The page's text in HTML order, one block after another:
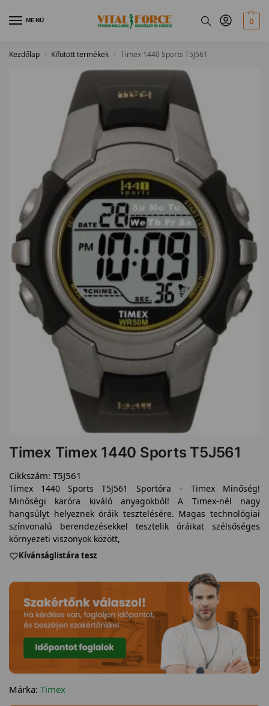
MENÜ 0
Kezdőlap / Kifutott termékek / Timex 1440 Sports T5J561
Timex Timex 1440 Sports T5J561
Cikkszám: T5J561
Timex 1440 Sports T5J561 Sportóra – Timex Minőség!
Minőségi karóra kiváló anyagokból! A Timex-nél nagy
hangsúlyt helyeznek óráik tesztelésére. Magas technológiai
színvonalú berendezésekkel tesztelik óráikat szélsőséges
környezeti viszonyok között,
Kívánságlistára tesz
Márka: Timex